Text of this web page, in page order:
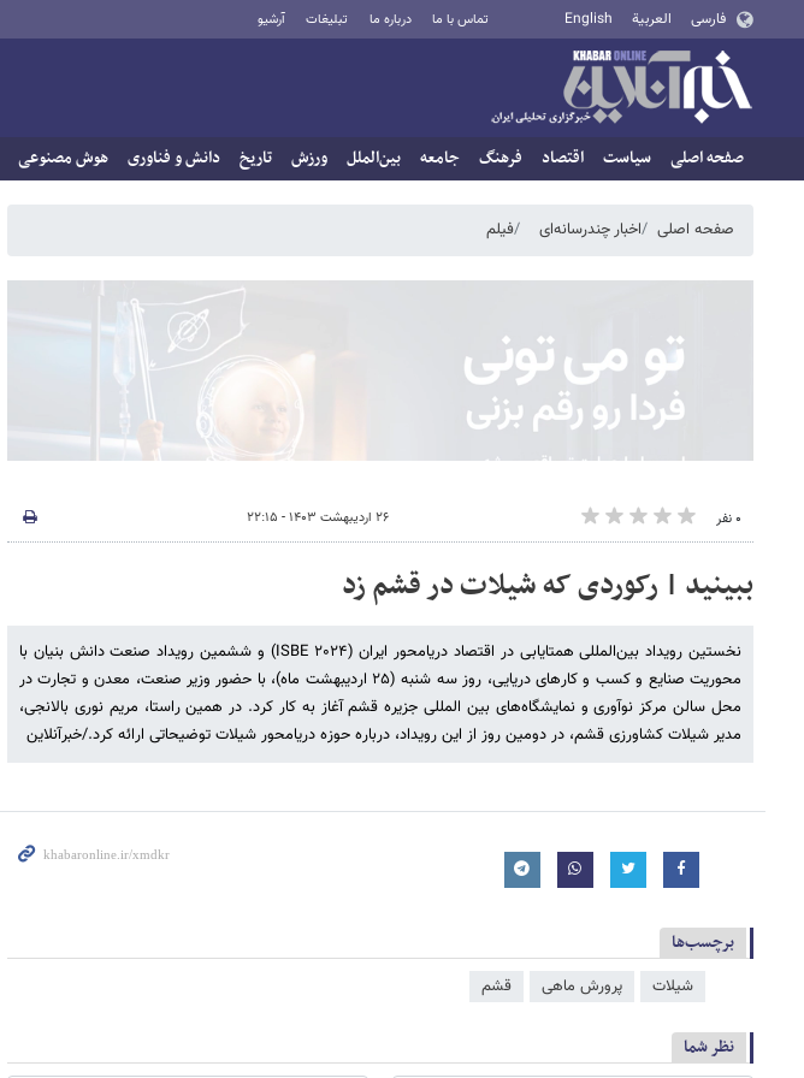
فارسی العربية English تماس با ما درباره ما تبلیغات آرشیو
صفحه اصلی سیاست اقتصاد فرهنگ جامعه بین‌الملل ورزش تاریخ دانش و فناوری هوش مصنوعی
صفحه اصلی اخبار چندرسانه‌ای فیلم
۰ نفر ۲۶ اردیبهشت ۱۴۰۳ - ۲۲:۱۵
ببینید | رکوردی که شیلات در قشم زد
نخستین رویداد بین‌المللی همتایابی در اقتصاد دریامحور ایران (ISBE ۲۰۲۴) و ششمین رویداد صنعت دانش بنیان با
محوریت صنایع و کسب و کارهای دریایی، روز سه شنبه (۲۵ اردیبهشت ماه)، با حضور وزیر صنعت، معدن و تجارت در
محل سالن مرکز نوآوری و نمایشگاه‌های بین المللی جزیره قشم آغاز به کار کرد. در همین راستا، مریم نوری بالانجی،
مدیر شیلات کشاورزی قشم، در دومین روز از این رویداد، درباره حوزه دریامحور شیلات توضیحاتی ارائه کرد./خبرآنلاین
برچسب‌ها
شیلات پرورش ماهی قشم
نظر شما